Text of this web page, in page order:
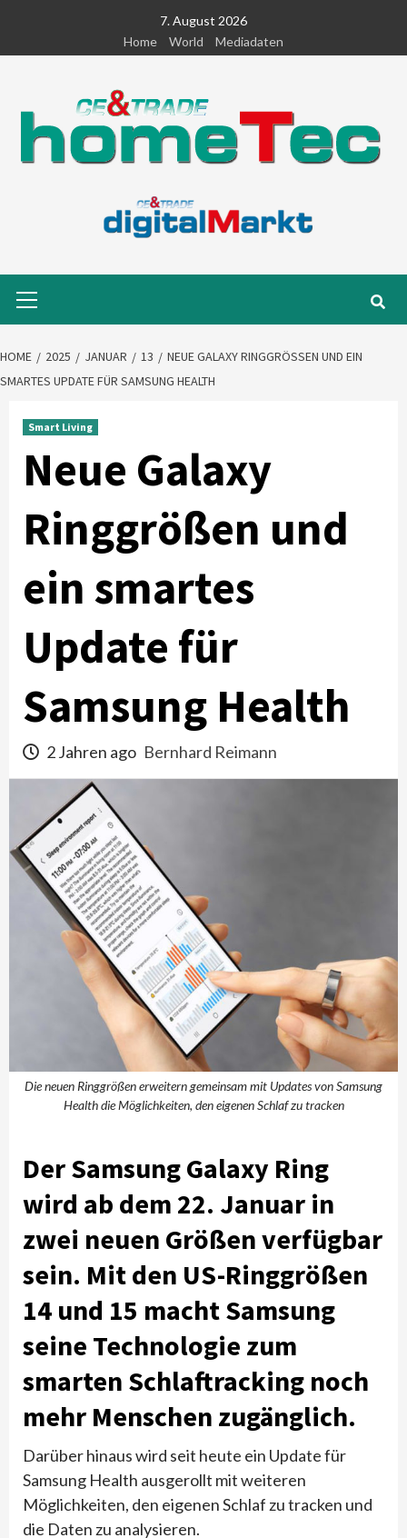
content
7. August 2026
Home
World Mediadaten
Menu
HOME 2025 JANUAR 13
NEUE GALAXY RINGGRÖSSEN UND EIN S
MARTES UPDATE FÜR SAMSUNG HEALTH
Smart Living
Neue Galaxy
Ringgrößen und
ein smartes
Update für
Samsung Health
2 Jahren ago Bernhard Reimann
Die neuen Ringgrößen erweitern gemeinsam mit Updates von Samsung
Health die Möglichkeiten, den eigenen Schlaf zu tracken
Der Samsung Galaxy Ring
wird ab dem 22. Januar in
zwei neuen Größen verfügbar
sein. Mit den US-Ringgrößen
14 und 15 macht Samsung
seine Technologie zum
smarten Schlaftracking noch
mehr Menschen zugänglich.
Darüber hinaus wird seit heute ein Update für
Samsung Health ausgerollt mit weiteren
Möglichkeiten, den eigenen Schlaf zu tracken und
die Daten zu analysieren.